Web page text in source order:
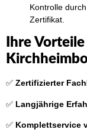
Kontrolle
Zertifikat.
Ihre
✅ Zertifizierter
✅ Langjährige
✅ Komplettservice